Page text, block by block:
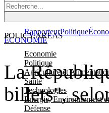
POLICY AREAS
Economie
Politique
Agriculture et
Santé
Technologies
Energie, Environnement
Défense
RapporteurPolitique
La
billets",
ÉCONOMIE